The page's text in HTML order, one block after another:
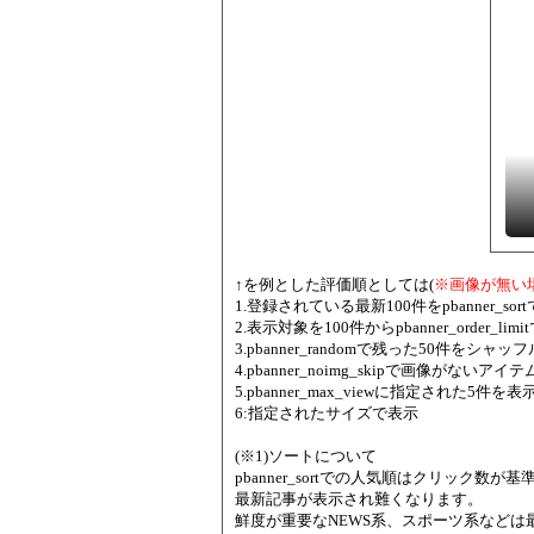
↑を例とした評価順としては(※画像が無い
1.登録されている最新100件を
2.表示対象を100件から
3.pbanner_randomで残った50件をシャッフ
4.pbanner_noimg_skipで画像がないアイテ
5.pbanner_max_viewに指定された5件を表
6:指定されたサイズで表示
(※1)ソートについて
pbanner_sortでの人気順はクリック数が基
最新記事が表示され難くなります。
鮮度が重要なNEWS系、スポーツ系など